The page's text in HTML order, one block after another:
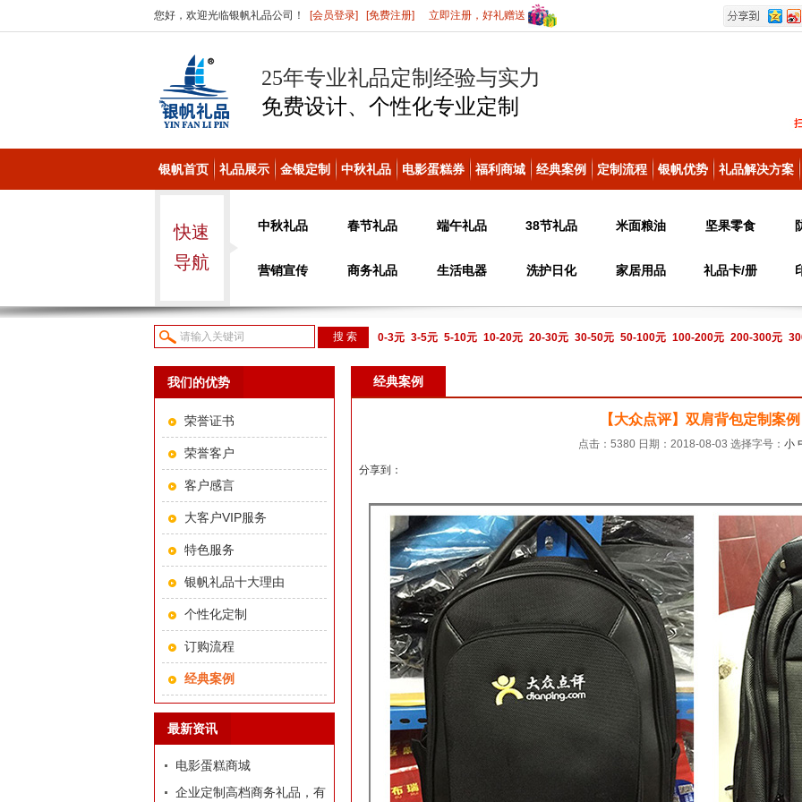
您好，欢迎光临银帆礼品公司！ [会员登录] [免费注册] 立即注册，好礼赠送
25年专业礼品定制经验与实力
免费设计、个性化专业定制
银帆首页 礼品展示 金银定制 中秋礼品 电影蛋糕券 福利商城 经典案例 定制流程 银帆优势 礼品解决方案
快速
导航
中秋礼品 春节礼品 端午礼品 38节礼品 米面粮油 坚果零食
营销宣传 商务礼品 生活电器 洗护日化 家居用品 礼品卡/册
0-3元 3-5元 5-10元 10-20元 20-30元 30-50元 50-100元 100-200元 200-300元
议或电话咨询
我们的优势
荣誉证书
荣誉客户
客户感言
大客户VIP服务
特色服务
银帆礼品十大理由
个性化定制
订购流程
经典案例
最新资讯
电影蛋糕商城
企业定制高档商务礼品，有
经典案例
【大众点评】双肩背包定制案例
点击：5380 日期：2018-08-03 选择字号： 小
分享到：